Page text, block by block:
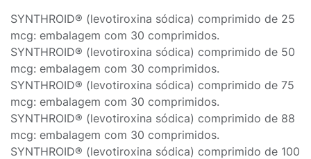
SYNTHROID® (levotiroxina sódica) comprimido de 25
mcg: embalagem com 30 comprimidos.
SYNTHROID® (levotiroxina sódica) comprimido de 50
mcg: embalagem com 30 comprimidos.
SYNTHROID® (levotiroxina sódica) comprimido de 75
mcg: embalagem com 30 comprimidos.
SYNTHROID® (levotiroxina sódica) comprimido de 88
mcg: embalagem com 30 comprimidos.
SYNTHROID® (levotiroxina sódica) comprimido de 100